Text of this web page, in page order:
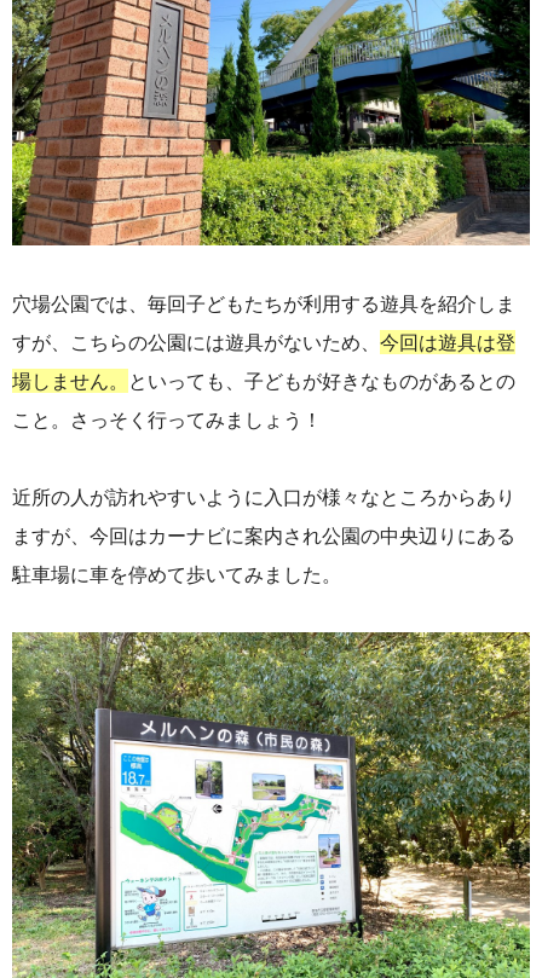
穴場公園では、毎回子どもたちが利用する遊具を紹介しま
すが、こちらの公園には遊具がないため、 今回は遊具は登
場しません。 といっても、子どもが好きなものがあるとの
こと。さっそく行ってみましょう！
近所の人が訪れやすいように入口が様々なところからあり
ますが、今回はカーナビに案内され公園の中央辺りにある
駐車場に車を停めて歩いてみました。